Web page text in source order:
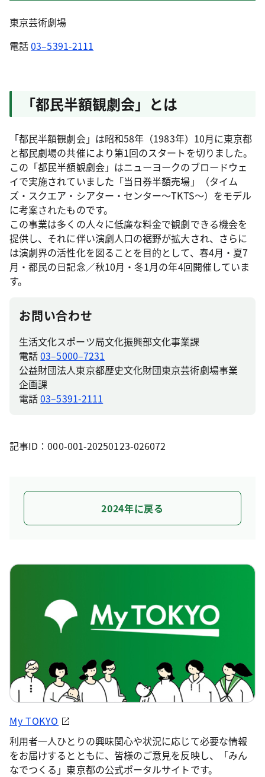
東京芸術劇場
電話03–5391-2111
「都民半額観劇会」とは
「都民半額観劇会」は昭和58年（1983年）10月に東京都
と都民劇場の共催により第1回のスタートを切りました。
この「都民半額観劇会」はニューヨークのブロードウェ
イで実施されていました「当日券半額売場」（タイム
ズ・スクエア・シアター・センター～TKTS～）をモデル
に考案されたものです。
この事業は多くの人々に低廉な料金で観劇できる機会を
提供し、それに伴い演劇人口の裾野が拡大され、さらに
は演劇界の活性化を図ることを目的として、春4月・夏7
月・都民の日記念／秋10月・冬1月の年4回開催していま
す。
お問い合わせ
生活文化スポーツ局文化振興部文化事業課
電話03–5000–7231
公益財団法人東京都歴史文化財団東京芸術劇場事業
企画課
電話03–5391-2111
記事ID：000-001-20250123-026072
2024年に戻る
My TOKYO
利用者一人ひとりの興味関心や状況に応じて必要な情報
をお届けするとともに、皆様のご意見を反映し、「みん
なでつくる」東京都の公式ポータルサイトです。